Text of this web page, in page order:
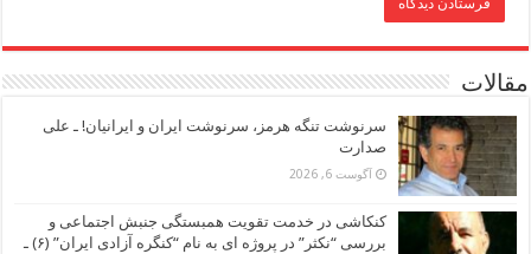
مقالات
سرنوشت تنگه هرمز، سرنوشت ایران و ایرانیان! ـ علی
صدارت
آگوست 6, 2026
کنکاشی در خدمت تقویت همبستگی جنبش اجتماعی و
بررسی “نکثر” در پروژه ای به نام “کنگره آزادی ایران” (۶) ـ